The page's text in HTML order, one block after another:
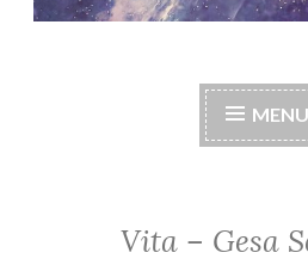
The Reading
MENU
Vita – Gesa